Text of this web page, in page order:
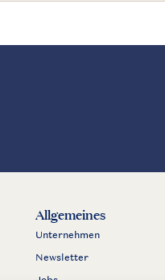
Allgemeines
Unternehmen
Newsletter